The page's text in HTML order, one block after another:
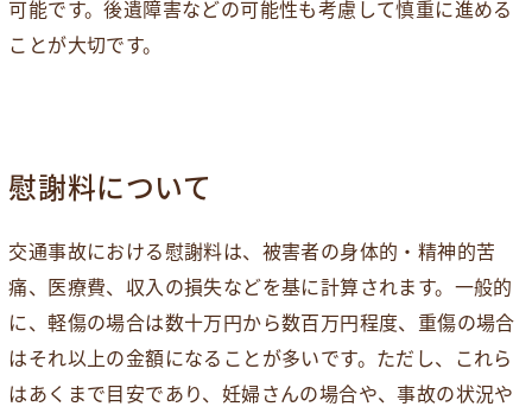
可能です。後遺障害などの可能性も考慮して慎重に進める
ことが大切です。
慰謝料について
交通事故における慰謝料は、被害者の身体的・精神的苦
痛、医療費、収入の損失などを基に計算されます。一般的
に、軽傷の場合は数十万円から数百万円程度、重傷の場合
はそれ以上の金額になることが多いです。ただし、これら
はあくまで目安であり、妊婦さんの場合や、事故の状況や